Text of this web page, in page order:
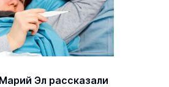
Эл рассказали